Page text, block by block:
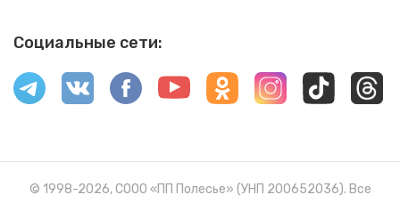
Социальные сети:
© 1998-2026, СООО «ПП Полесье» (УНП 200652036). Все